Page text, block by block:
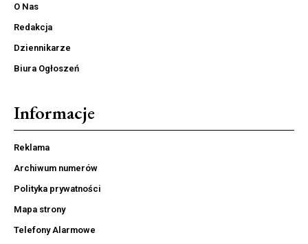
O Nas
Redakcja
Dziennikarze
Biura Ogłoszeń
Informacje
Reklama
Archiwum numerów
Polityka prywatności
Mapa strony
Telefony Alarmowe